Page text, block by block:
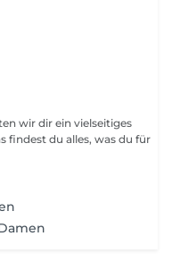
wir dir ein vielseitiges
findest du alles, was du für